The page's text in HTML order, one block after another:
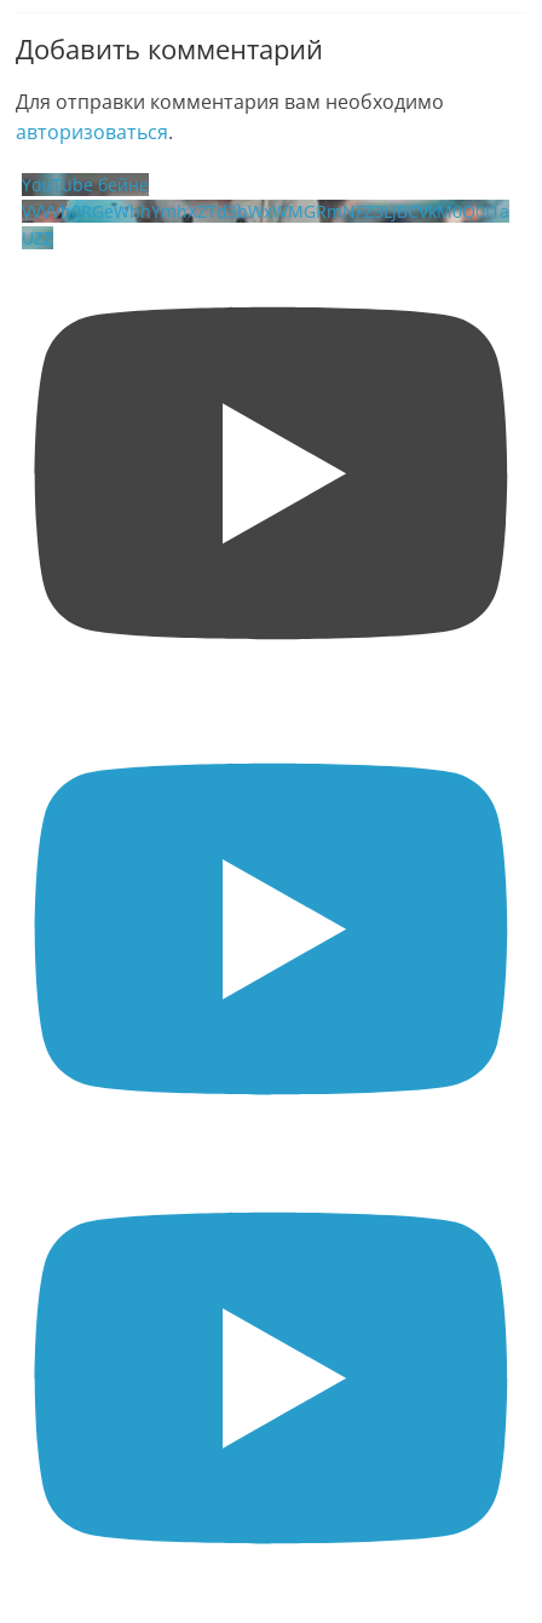
Добавить комментарий
Для отправки комментария вам необходимо
авторизоваться.
YouTube бейне
VVVVb0RGeWhhYmhXZTd3bWxWMGRmNFZ3LjBCVkM0Q0I1a
UZZ